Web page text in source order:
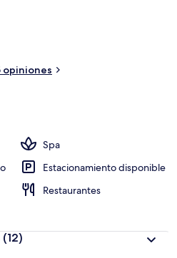
opiniones
Spa
Estacionamiento disponible
Restaurantes
(12)